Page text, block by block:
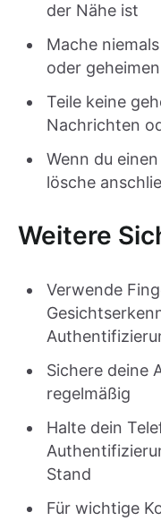
der Nähe ist
Mache
oder
Teile keine
Nachrichten
Wenn du
lösche
Weitere
Verwende
Sichere deine
regelmäßig
Halte dein
Stand
Für wichtige